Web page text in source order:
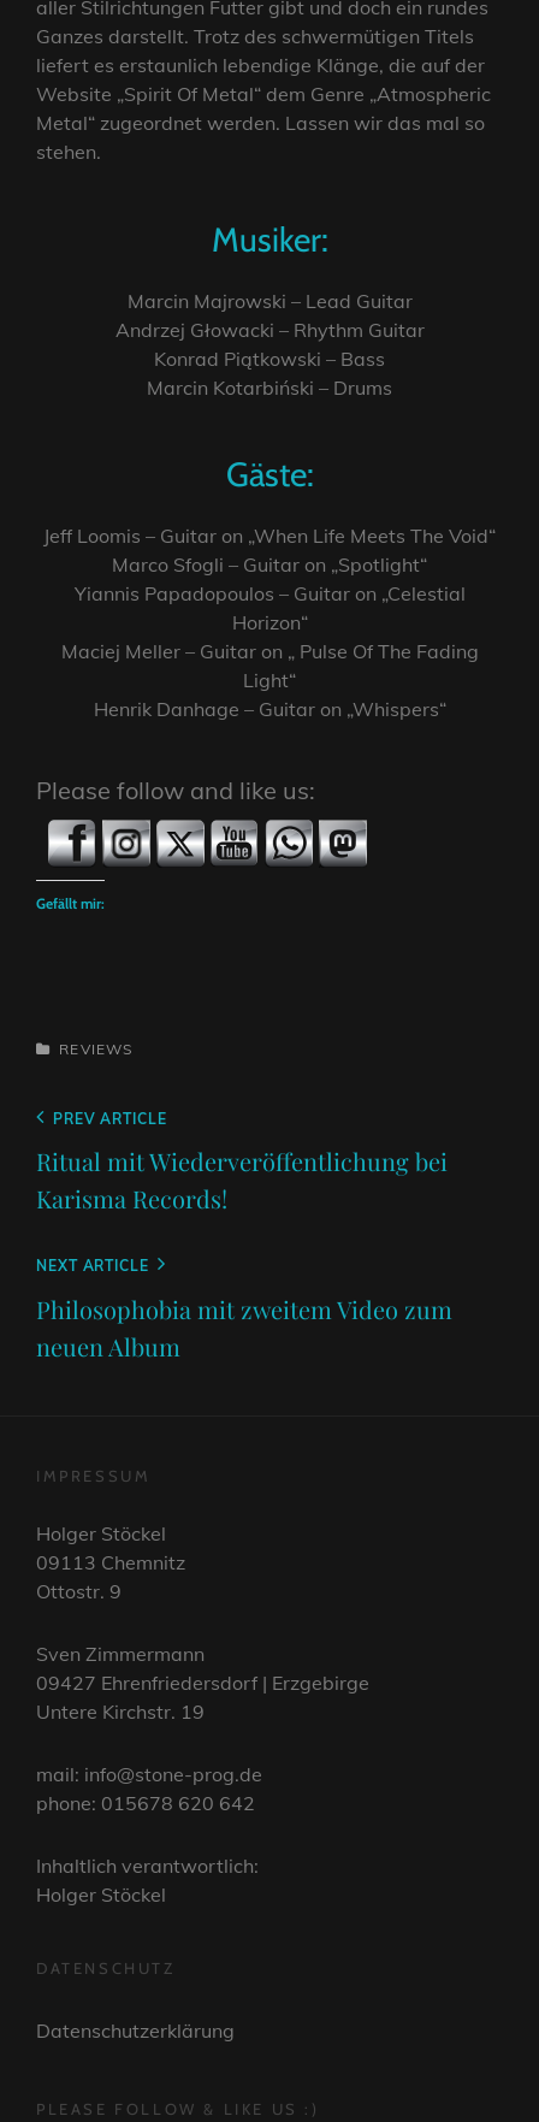
aller Stilrichtungen Futter gibt und doch ein rundes
Ganzes darstellt. Trotz des schwermütigen Titels
liefert es erstaunlich lebendige Klänge, die auf der
Website „Spirit Of Metal“ dem Genre „Atmospheric
Metal“ zugeordnet werden. Lassen wir das mal so
stehen.
Musiker:
Marcin Majrowski – Lead Guitar
Andrzej Głowacki – Rhythm Guitar
Konrad Piątkowski – Bass
Marcin Kotarbiński – Drums
Gäste:
Jeff Loomis – Guitar on „When Life Meets The Void“
Marco Sfogli – Guitar on „Spotlight“
Yiannis Papadopoulos – Guitar on „Celestial
Horizon“
Maciej Meller – Guitar on „ Pulse Of The Fading
Light“
Henrik Danhage – Guitar on „Whispers“
Please follow and like us:
Gefällt mir:
CATEGORIES
REVIEWS
Beitragsnavigation
Previous
Post
PREV ARTICLE
Ritual mit Wiederveröffentlichung bei
Karisma Records!
Next
Post
NEXT ARTICLE
Philosophobia mit zweitem Video zum
neuen Album
IMPRESSUM
Holger Stöckel
09113 Chemnitz
Ottostr. 9
Sven Zimmermann
09427 Ehrenfriedersdorf | Erzgebirge
Untere Kirchstr. 19
mail: info@stone-prog.de
phone: 015678 620 642
Inhaltlich verantwortlich:
Holger Stöckel
DATENSCHUTZ
Datenschutzerklärung
PLEASE FOLLOW & LIKE US :)